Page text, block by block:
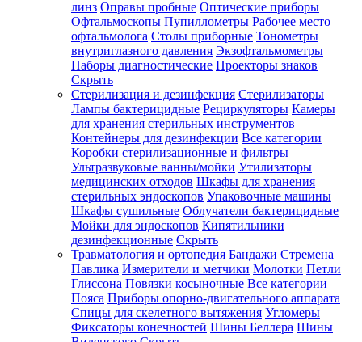
линз Оправы пробные Оптические приборы
Офтальмоскопы Пупиллометры Рабочее место
офтальмолога Столы приборные Тонометры
внутриглазного давления Экзофтальмометры
Наборы диагностические Проекторы знаков
Скрыть
Стерилизация и дезинфекция Стерилизаторы
Лампы бактерицидные Рециркуляторы Камеры
для хранения стерильных инструментов
Контейнеры для дезинфекции Все категории
Коробки стерилизационные и фильтры
Ультразвуковые ванны/мойки Утилизаторы
медицинских отходов Шкафы для хранения
стерильных эндоскопов Упаковочные машины
Шкафы сушильные Облучатели бактерицидные
Мойки для эндоскопов Кипятильники
дезинфекционные Скрыть
Травматология и ортопедия Бандажи Стремена
Павлика Измерители и метчики Молотки Петли
Глиссона Повязки косыночные Все категории
Пояса Приборы опорно-двигательного аппарата
Спицы для скелетного вытяжения Угломеры
Фиксаторы конечностей Шины Беллера Шины